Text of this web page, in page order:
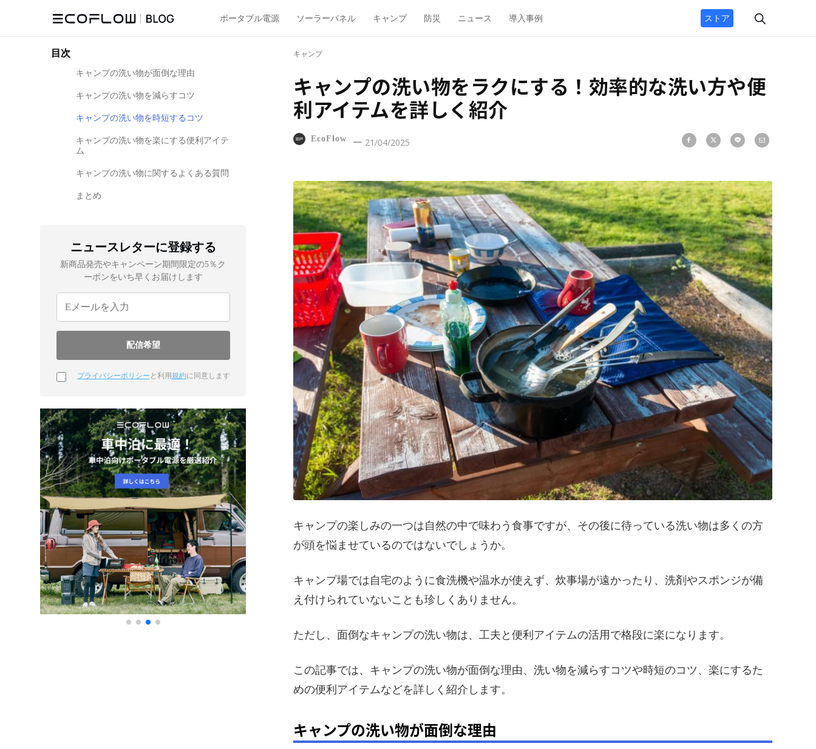
ポータブル電源 ソーラーパネル キャンプ 防災 ニュース 導入事例 ストア
目次
キャンプの洗い物が面倒な理由
キャンプの洗い物を減らすコツ
キャンプの洗い物を時短するコツ
キャンプの洗い物を楽にする便利アイテ
ム
キャンプの洗い物に関するよくある質問
まとめ
ニュースレターに登録する
新商品発売やキャンペーン期間限定の5％ク
ーポンをいち早くお届けします
プライバシーポリシー と利用規約に同意します
キャンプ
キャンプの洗い物をラクにする！効率的な洗い方や便
利アイテムを詳しく紹介
EcoFlow 21/04/2025
キャンプの楽しみの一つは自然の中で味わう食事ですが、その後に待っている洗い物は多くの方
が頭を悩ませているのではないでしょうか。
キャンプ場では自宅のように食洗機や温水が使えず、炊事場が遠かったり、洗剤やスポンジが備
え付けられていないことも珍しくありません。
ただし、面倒なキャンプの洗い物は、工夫と便利アイテムの活用で格段に楽になります。
この記事では、キャンプの洗い物が面倒な理由、洗い物を減らすコツや時短のコツ、楽にするた
めの便利アイテムなどを詳しく紹介します。
キャンプの洗い物が面倒な理由